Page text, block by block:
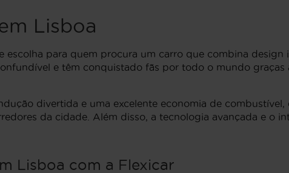
Lisboa
escolha para quem procura um carro que combina
e têm conquistado fãs por todo o mundo graças
divertida e uma excelente economia de
da cidade. Além disso, a tecnologia avançada e o
Lisboa com a Flexicar